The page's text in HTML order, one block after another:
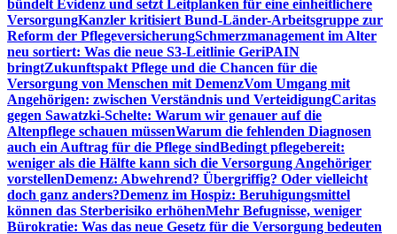
bündelt Evidenz und setzt Leitplanken für eine einheitlichere
VersorgungKanzler kritisiert Bund-Länder-Arbeitsgruppe zur
Reform der PflegeversicherungSchmerzmanagement im Alter
neu sortiert: Was die neue S3-Leitlinie GeriPAIN
bringtZukunftspakt Pflege und die Chancen für die
Versorgung von Menschen mit DemenzVom Umgang mit
Angehörigen: zwischen Verständnis und VerteidigungCaritas
gegen Sawatzki-Schelte: Warum wir genauer auf die
Altenpflege schauen müssenWarum die fehlenden Diagnosen
auch ein Auftrag für die Pflege sindBedingt pflegebereit:
weniger als die Hälfte kann sich die Versorgung Angehöriger
vorstellenDemenz: Abwehrend? Übergriffig? Oder vielleicht
doch ganz anders?Demenz im Hospiz: Beruhigungsmittel
können das Sterberisiko erhöhenMehr Befugnisse, weniger
Bürokratie: Was das neue Gesetz für die Versorgung bedeuten